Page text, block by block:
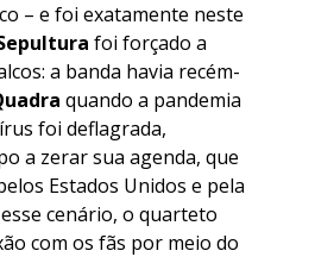
– e foi exatamente neste
foi forçado a
a banda havia recém-
quando a pandemia
foi deflagrada,
a zerar sua agenda, que
Estados Unidos e pela
cenário, o quarteto
com os fãs por meio do